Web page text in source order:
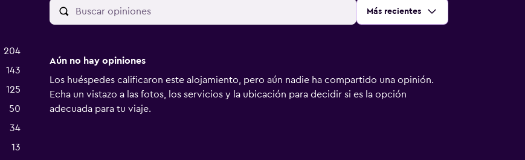
204
143
125
50
34
13
Ordenar por:
Más recientes
Aún no hay opiniones
Los huéspedes calificaron este alojamiento, pero aún nadie ha compartido una opinión.
Echa un vistazo a las fotos, los servicios y la ubicación para decidir si es la opción
adecuada para tu viaje.